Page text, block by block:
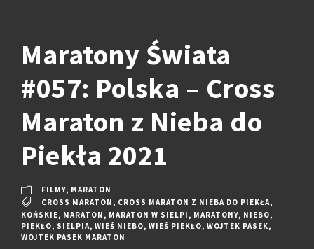
Maratony Świata
#057: Polska – Cross
Maraton z Nieba do
Piekła 2021
FILMY, MARATON
CROSS MARATON , CROSS MARATON Z NIEBA DO PIEKŁA,
KOŃSKIE, MARATON , MARATON W SIELPI , MARATONY, NIEBO,
PIEKŁO, SIELPIA, WIEŚ NIEBO, WIEŚ PIEKŁO, WOJTEK PASEK,
WOJTEK PASEK MARATON